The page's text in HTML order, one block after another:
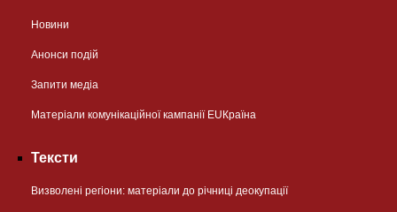
Новини
Анонси подій
Запити медіа
Матеріали комунікаційної кампанії EUКраїна
Тексти
Визволені регіони: матеріали до річниці деокупації